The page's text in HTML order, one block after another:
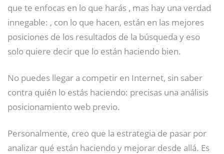
que te enfocas en lo que harás , mas hay una verdad
innegable: , con lo que hacen, están en las mejores
posiciones de los resultados de la búsqueda y eso
solo quiere decir que lo están haciendo bien.
No puedes llegar a competir en Internet, sin saber
contra quién lo estás haciendo: precisas una análisis
posicionamiento web previo.
Personalmente, creo que la estrategia de pasar por
analizar qué están haciendo y mejorar desde allá. Es